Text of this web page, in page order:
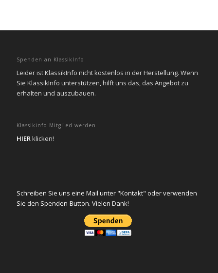
Spenden an KlassikInfo
Leider ist KlassikInfo nicht kostenlos in der Herstellung. Wenn
Sie KlassikInfo unterstützen, hilft uns das, das Angebot zu
erhalten und auszubauen.
Klassikinfo Mitglied werden
HIERklicken!
Schreiben Sie uns eine Mail unter "Kontakt" oder verwenden
Sie den Spenden-Button. Vielen Dank!